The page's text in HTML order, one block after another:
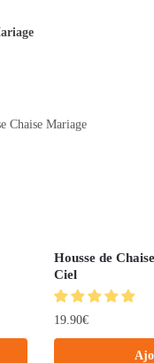
Chaise Mariage
Housse de
Ciel
19.90€